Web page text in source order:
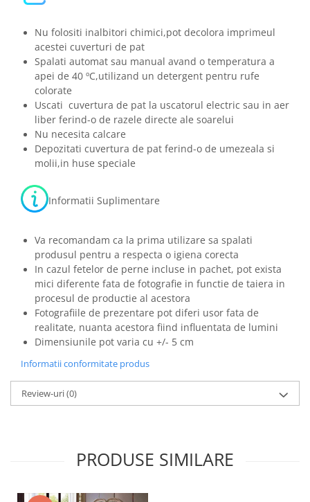
Nu folositi inalbitori chimici,pot decolora imprimeul
acestei cuverturi de pat
Spalati automat sau manual avand o temperatura a
apei de 40 ºC,utilizand un detergent pentru rufe
colorate
Uscati cuvertura de pat la uscatorul electric sau in aer
liber ferind-o de razele directe ale soarelui
Nu necesita calcare
Depozitati cuvertura de pat ferind-o de umezeala si
molii,in huse speciale
Informatii Suplimentare
Va recomandam ca la prima utilizare sa spalati
produsul pentru a respecta o igiena corecta
In cazul fetelor de perne incluse in pachet, pot exista
mici diferente fata de fotografie in functie de taiera in
procesul de productie al acestora
Fotografiile de prezentare pot diferi usor fata de
realitate, nuanta acestora fiind influentata de lumini
Dimensiunile pot varia cu +/- 5 cm
Informatii conformitate produs
Review-uri(0)
PRODUSE SIMILARE